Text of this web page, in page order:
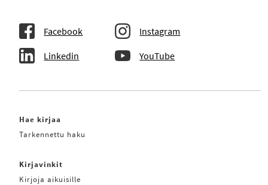
Facebook Instagram
Linkedin YouTube
Hae kirjaa
Tarkennettu haku
Kirjavinkit
Kirjoja aikuisille